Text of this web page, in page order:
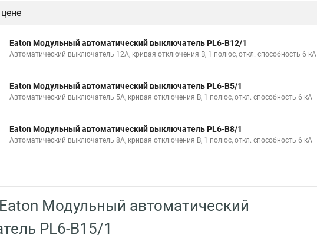
Eaton Модульный автоматический выключатель PL6-B12/1
Автоматический выключатель 12А, кривая отключения B, 1 полюс, откл. способность 6 кА
Eaton Модульный автоматический выключатель PL6-B5/1
Автоматический выключатель 5А, кривая отключения B, 1 полюс, откл. способность 6 кА
Eaton Модульный автоматический выключатель PL6-B8/1
Автоматический выключатель 8А, кривая отключения B, 1 полюс, откл. способность 6 кА
Модульный автоматический
PL6-B15/1